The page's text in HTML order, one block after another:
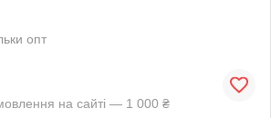
опт
на сайті — 1 000 ₴